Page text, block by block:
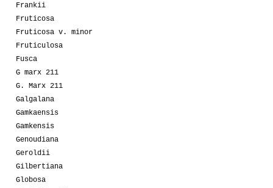
Frankii
Fruticosa
Fruticosa v. minor
Fruticulosa
Fusca
G marx 211
G. Marx 211
Galgalana
Gamkaensis
Gamkensis
Genoudiana
Geroldii
Gilbertiana
Globosa